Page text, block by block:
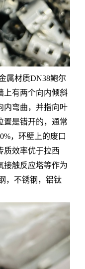
属材质DN38鲍尔
上有两个向内倾斜
内弯曲，并指向叶
置是错开的，通常
，环壁上的废口
质效率优于拉西
接触反应塔等作为
，不锈钢，铝钛